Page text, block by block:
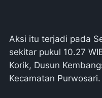
Aksi itu terjadi pada
sekitar pukul 10.27
Korik, Dusun
Kecamatan Purwosari.